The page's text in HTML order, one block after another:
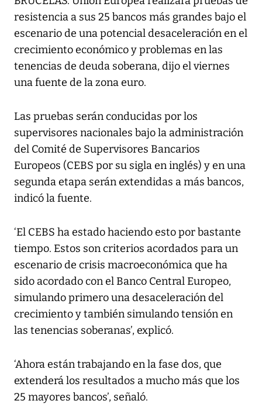
resistencia a sus 25 bancos más grandes bajo el
escenario de una potencial desaceleración en el
crecimiento económico y problemas en las
tenencias de deuda soberana, dijo el viernes
una fuente de la zona euro.
Las pruebas serán conducidas por los
supervisores nacionales bajo la administración
del Comité de Supervisores Bancarios
Europeos (CEBS por su sigla en inglés) y en una
segunda etapa serán extendidas a más bancos,
indicó la fuente.
‘El CEBS ha estado haciendo esto por bastante
tiempo. Estos son criterios acordados para un
escenario de crisis macroeconómica que ha
sido acordado con el Banco Central Europeo,
simulando primero una desaceleración del
crecimiento y también simulando tensión en
las tenencias soberanas’, explicó.
‘Ahora están trabajando en la fase dos, que
extenderá los resultados a mucho más que los
25 mayores bancos’, señaló.